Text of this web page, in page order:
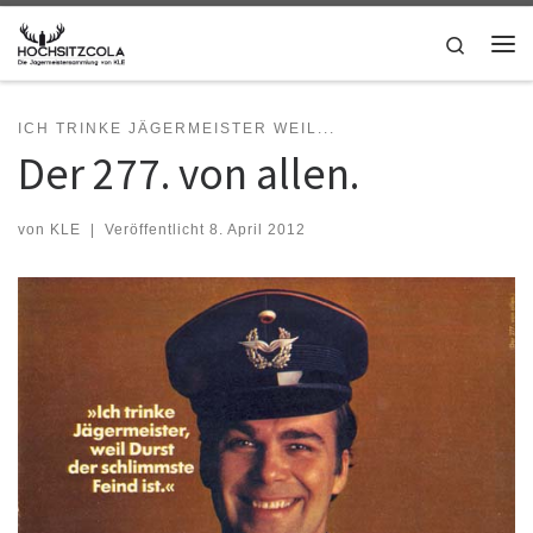
Zum Inhalt springen
Search
ICH TRINKE JÄGERMEISTER WEIL...
Der 277. von allen.
von KLE Veröffentlicht 8. April 2012